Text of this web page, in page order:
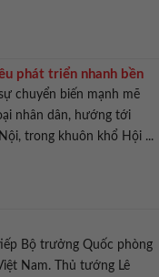
phát triển nhanh bền
chuyển biến mạnh mẽ
nhân dân, hướng tới
trong khuôn khổ Hội ...
Bộ trưởng Quốc phòng
Nam. Thủ tướng Lê